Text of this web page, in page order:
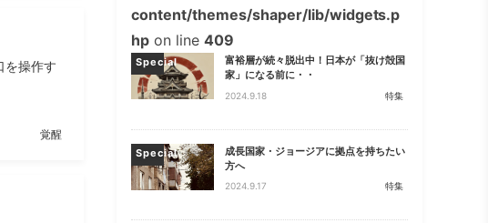
操作す
覚醒
content/themes/shaper/lib/widgets.p
hpon line 409
Special
富裕層が続々脱出中！日本が「抜け殻国
家」になる前に・・
2024.9.18 特集
Special
成長国家・ジョージアに拠点を持ちたい
方へ
2024.9.17 特集